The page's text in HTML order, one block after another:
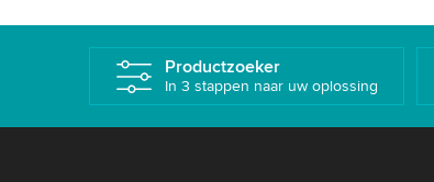
Productzoeker
In 3 stappen naar uw oplossing